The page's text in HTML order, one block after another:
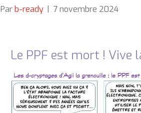
Par b-ready 7 novembre 2024
Le PPF est mort ! Vive